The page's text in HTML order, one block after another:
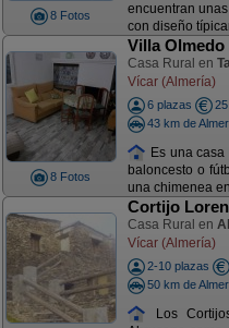
8 Fotos
encuentran
con diseño
8 Fotos
Villa Olmedo
Casa Rural en
Vícar (Almería)
6 plazas
43 km de
Es una
baloncesto o
una chimenea
Cortijo
Casa Rural en
Vícar (Almería)
2-10 plazas
50 km de
Los